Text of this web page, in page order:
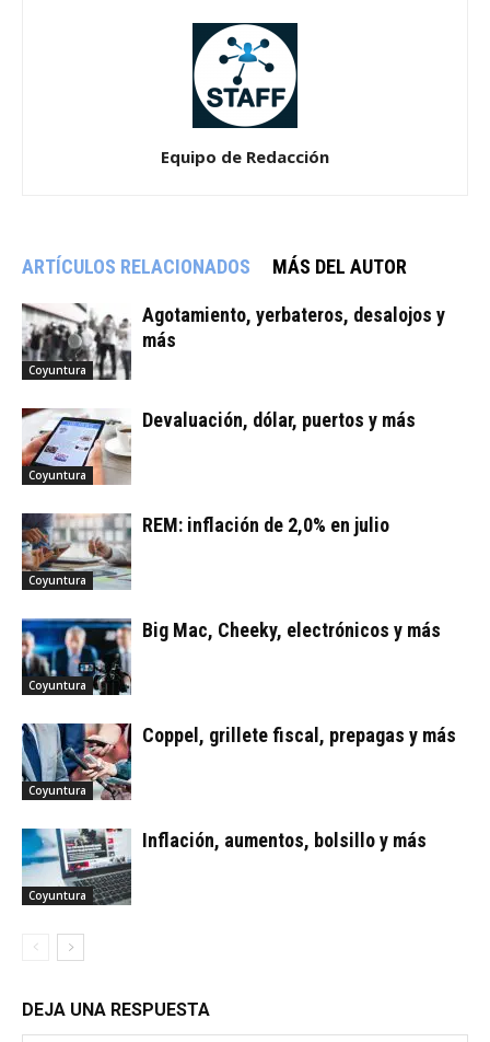
Equipo de Redacción
ARTÍCULOS RELACIONADOS MÁS DEL AUTOR
Coyuntura
Agotamiento, yerbateros, desalojos y
más
Coyuntura
Devaluación, dólar, puertos y más
Coyuntura
REM: inflación de 2,0% en julio
Coyuntura
Big Mac, Cheeky, electrónicos y más
Coyuntura
Coppel, grillete fiscal, prepagas y más
Coyuntura
Inflación, aumentos, bolsillo y más
DEJA UNA RESPUESTA